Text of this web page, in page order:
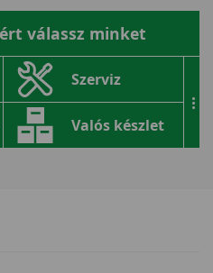
válassz minket
Szerviz
Valós készlet
...